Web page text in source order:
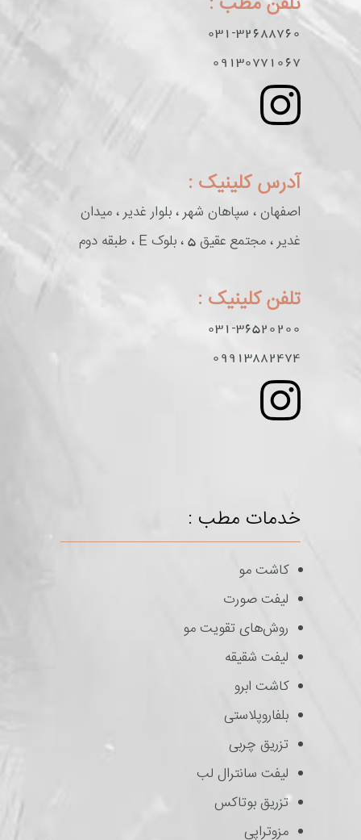
031-32688760
09130771067
آدرس کلینیک :
اصفهان ، سپاهان شهر ، بلوار غدیر ، میدان
غدیر ، مجتمع عقیق 5 ، بلوک E ، طبقه دوم
تلفن کلینیک :
031-36520200
09913882474
خدمات مطب :
کاشت مو
لیفت صورت
روش‌های تقویت مو
لیفت شقیقه
کاشت ابرو
بلفاروپلاستی
تزریق چربی
لیفت سانترال لب
تزریق بوتاکس
مزوتراپی